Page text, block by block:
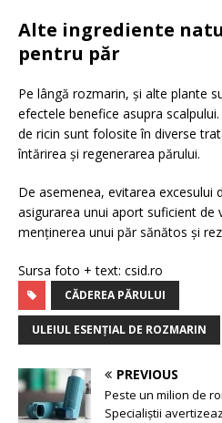
Alte ingrediente
pentru păr
Pe lângă rozmarin, și alte plante
efectele benefice asupra
de ricin sunt folosite în diverse
întărirea și regenerarea părului.
De asemenea, evitarea excesului
asigurarea unui aport suficient de
menținerea unui păr sănătos și
Sursa foto + text: csid.ro
CĂDEREA PĂRULUI
ULEIUL ESENȚIAL DE ROZMARIN
PREVIOUS
Peste un milion de
Specialiștii